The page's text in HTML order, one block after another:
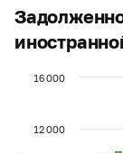
12 000
16 000